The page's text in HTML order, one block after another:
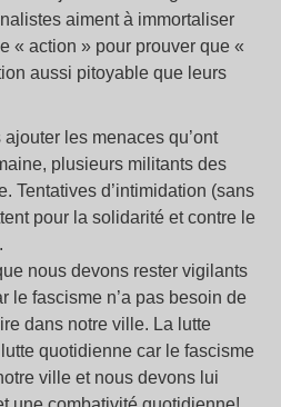
aiment à immortaliser
« action » pour prouver que «
aussi pitoyable que leurs
les menaces qu’ont
plusieurs militants des
Tentatives d’intimidation (sans
pour la solidarité et contre le
nous devons rester vigilants
le fascisme n’a pas besoin de
dans notre ville. La lutte
quotidienne car le fascisme
ville et nous devons lui